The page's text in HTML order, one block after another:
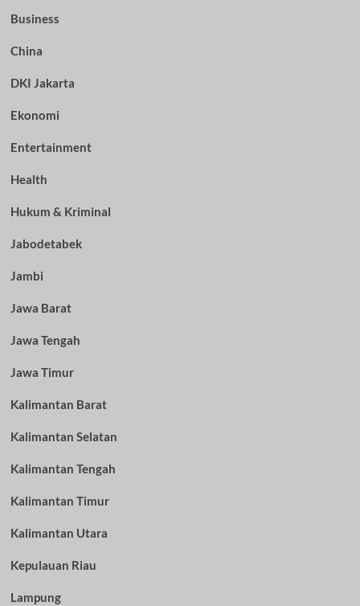
Business
China
DKI Jakarta
Ekonomi
Entertainment
Health
Hukum & Kriminal
Jabodetabek
Jambi
Jawa Barat
Jawa Tengah
Jawa Timur
Kalimantan Barat
Kalimantan Selatan
Kalimantan Tengah
Kalimantan Timur
Kalimantan Utara
Kepulauan Riau
Lampung